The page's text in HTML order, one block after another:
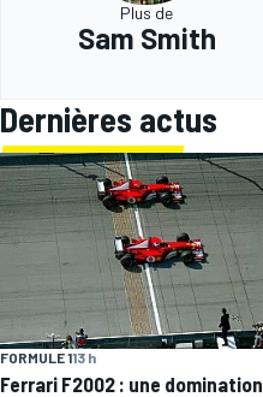
Plus de
Sam Smith
Dernières actus
FORMULE 113 h
Ferrari F2002 : une domination